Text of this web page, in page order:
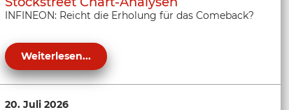
INFINEON: Reicht die Erholung für das Comeback?
Weiterlesen...
20. Juli 2026